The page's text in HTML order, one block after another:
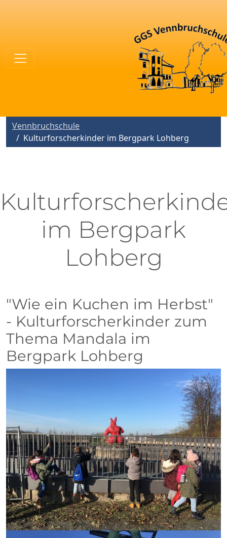
Vennbruchschule
Kulturforscherkinder im Bergpark Lohberg
im Bergpark
Lohberg
"Wie ein Kuchen im Herbst"
- Kulturforscherkinder zum
Thema Mandala im
Bergpark Lohberg